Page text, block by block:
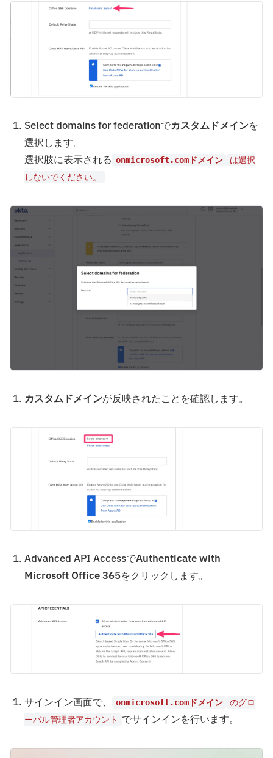
Select domains for federationでカスタムドメインを
選択します。
選択肢に表示される onmicrosoft.comドメイン
は選択
しないでください。
カスタムドメインが反映されたことを確認します。
Advanced API AccessでAuthenticate with
Microsoft Office 365をクリックします。
サインイン画面で、 onmicrosoft.comドメイン
のグロ
ーバル管理者アカウント
でサインインを行います。